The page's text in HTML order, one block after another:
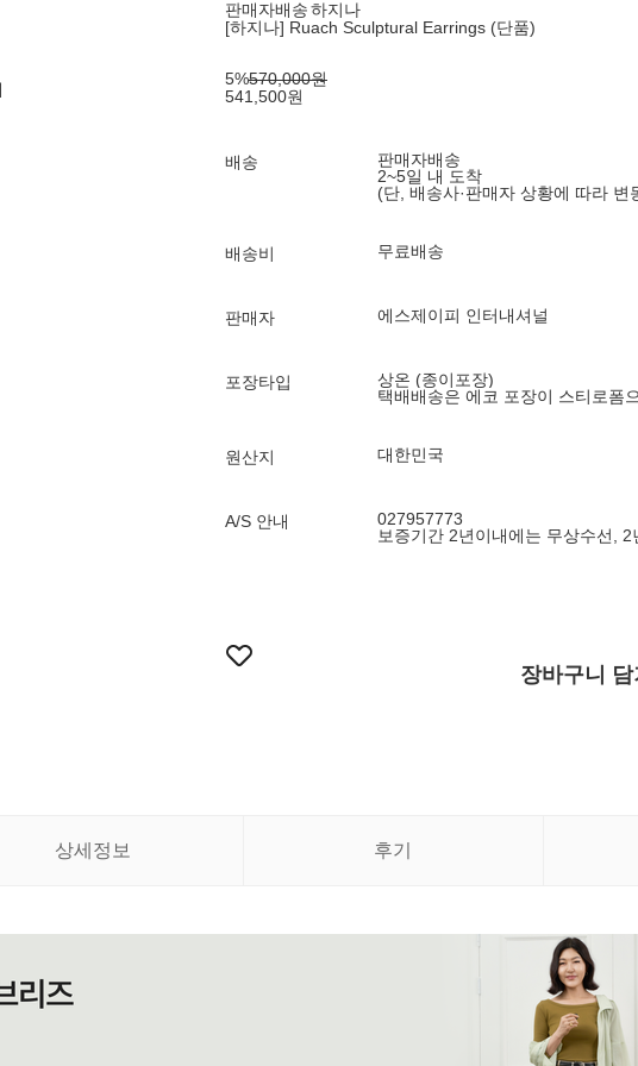
판매자배송하지나
[하지나] Ruach Sculptural Earrings (단품)
5%570,000원
541,500원
배송
판매자배송
2~5일 내 도착
(단, 배송사·판매자 상황에 따라 변
배송비 무료배송
판매자 에스제이피 인터내셔널
포장타입
상온 (종이포장)
택배배송은 에코 포장이 스티로폼
원산지 대한민국
A/S 안내
027957773
보증기간 2년이내에는 무상수선,
장바구니 담
상세정보 후기